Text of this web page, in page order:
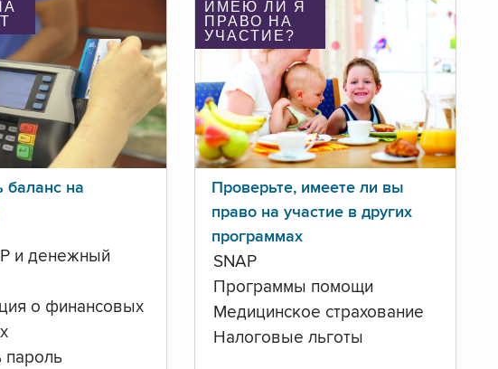
баланс на
и денежный
о финансовых
пароль
ИМЕЮ ЛИ Я
ПРАВО НА
УЧАСТИЕ?
Проверьте, имеете ли вы
право на участие в других
программах
SNAP
Программы помощи
Медицинское страхование
Налоговые льготы